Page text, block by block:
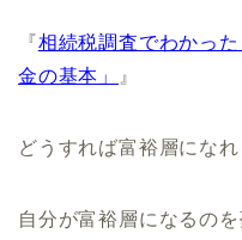
『相続税調査でわかっ
金の基本」
』
どうすれば富裕層になれ
自分が富裕層になるのを